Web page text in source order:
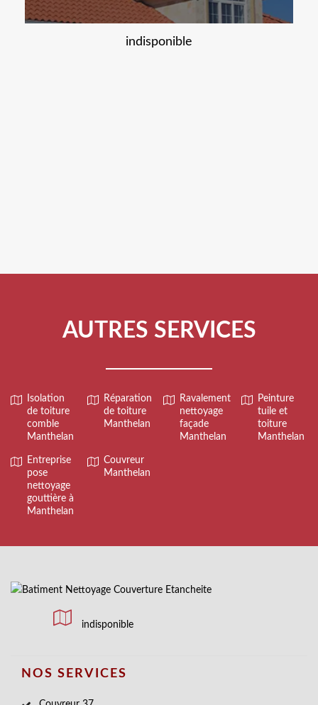
indisponible
AUTRES SERVICES
Isolation
de toiture
comble
Manthelan
Réparation
de toiture
Manthelan
Ravalement
nettoyage
façade
Manthelan
Peinture
tuile et
toiture
Manthelan
Entreprise
pose
nettoyage
gouttière à
Manthelan
Couvreur
Manthelan
indisponible
NOS SERVICES